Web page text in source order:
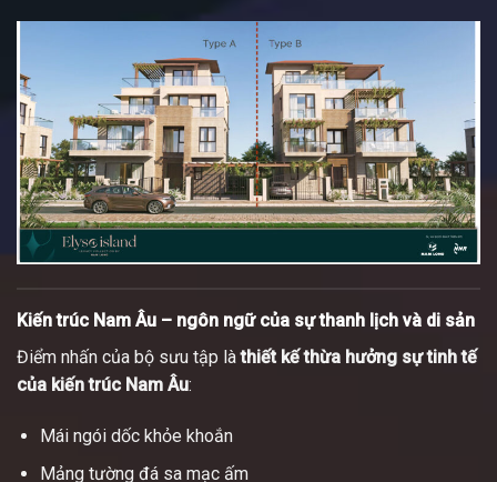
Kiến trúc Nam Âu – ngôn ngữ của sự thanh lịch và di sản
Điểm nhấn của bộ sưu tập làthiết kế thừa hưởng sự tinh tế
của kiến trúc Nam Âu:
Mái ngói dốc khỏe khoắn
Mảng tường đá sa mạc ấm